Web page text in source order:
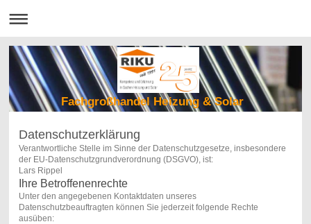
Fachgroßhandel Heizung & Solar
Datenschutzerklärung
Verantwortliche Stelle im Sinne der Datenschutzgesetze, insbesondere
der EU-Datenschutzgrundverordnung (DSGVO), ist:
Lars Rippel
Ihre Betroffenenrechte
Unter den angegebenen Kontaktdaten unseres
Datenschutzbeauftragten können Sie jederzeit folgende Rechte
ausüben: